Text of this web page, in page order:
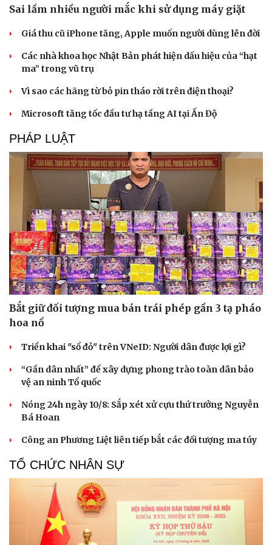
Tư vấn
Săn Tour
check-in
Podcast
Câu chuyện thời sự
Đọc truyện đêm khuya
Cửa sổ tình yêu
Kể chuyện cho bé
Hạt giống tâm hồn
Sai lầm nhiều người mắc khi sử dụng máy giặt
Giá thu cũ iPhone tăng, Apple muốn người dùng lên đời
Các nhà khoa học Nhật Bản phát hiện dấu hiệu của “hạt
ma” trong vũ trụ
Vì sao các hãng từ bỏ pin tháo rời trên điện thoại?
Microsoft tăng tốc đầu tư hạ tầng AI tại Ấn Độ
PHÁP LUẬT
Bắt giữ đối tượng mua bán trái phép gần 3 tạ pháo
hoa nổ
Triển khai "sổ đỏ" trên VNeID: Người dân được lợi gì?
“Gần dân nhất” để xây dựng phong trào toàn dân bảo
vệ an ninh Tổ quốc
Nóng 24h ngày 10/8: Sắp xét xử cựu thứ trưởng Nguyễn
Bá Hoan
Công an Phương Liệt liên tiếp bắt các đối tượng ma túy
TỔ CHỨC NHÂN SỰ